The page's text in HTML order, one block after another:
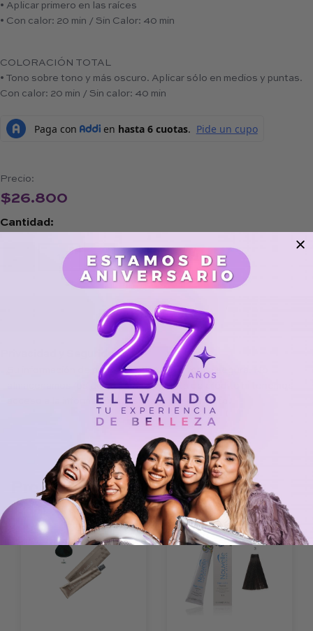
• Aplicar primero en las raíces
• Con calor: 20 min / Sin Calor: 40 min
COLORACIÓN TOTAL
• Tono sobre tono y más oscuro. Aplicar sólo en medios y puntas.
Con calor: 20 min / Sin calor: 40 min
Precio:
$26.800
Cantidad:
+
Privacidad y Seguridad:
Su información de pago se procesa de forma segura. No
almacenamos los detalles de la tarjeta de crédito ni tenemos
acceso a la información de su tarjeta de crédito.
Productos relacionados